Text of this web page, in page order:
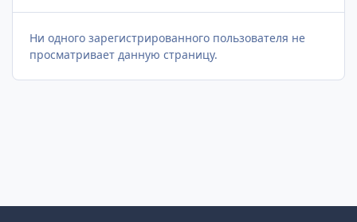
Ни одного зарегистрированного пользователя не
просматривает данную страницу.